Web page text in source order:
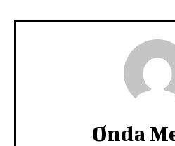
Onda